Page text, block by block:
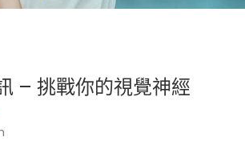
– 挑戰你的視覺神經